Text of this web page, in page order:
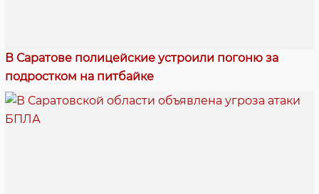
В Саратове полицейские устроили погоню за
подростком на питбайке